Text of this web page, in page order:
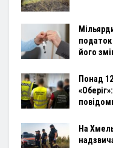
податок
його
Понад
На